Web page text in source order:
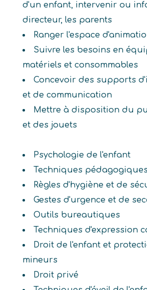
d'un enfant, intervenir ou
directeur, les parents
Ranger l'espace
Suivre les besoins en
matériels et consommables
Concevoir des supports
et de communication
Mettre à disposition du
et des jouets
Psychologie de l'enfant
Techniques
Règles d'hygiène et de
Gestes d'urgence et de
Outils bureautiques
Techniques d'expression
Droit de l'enfant et
mineurs
Droit privé